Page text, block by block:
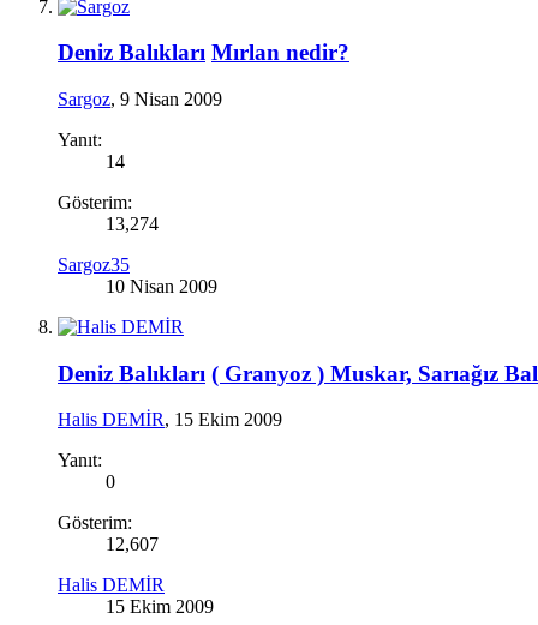
Deniz Balıkları Mırlan nedir?
Sargoz, 9 Nisan 2009
Yanıt:
14
Gösterim:
13,274
Sargoz35
10 Nisan 2009
Deniz Balıkları ( Granyoz ) Muskar, Sarıağız
Halis DEMİR, 15 Ekim 2009
Yanıt:
0
Gösterim:
12,607
Halis DEMİR
15 Ekim 2009